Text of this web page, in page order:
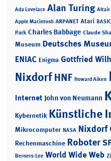
Ada Lovelace Alan Turing Altair
Apple Macintosh ARPANET Atari BASIC
Park Charles Babbage Claude
Museum Deutsches
ENIAC Enigma Gottfried
NixdorfHNF Howard Aiken
Internet John von Neumann
Kybernetik Künstliche
Mikrocomputer NASA Nixdorf
Rechenmaschine Roboter
Berners-Lee World Wide Web